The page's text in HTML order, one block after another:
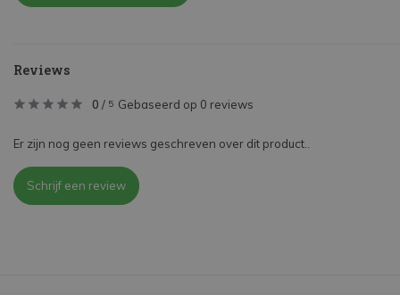
Reviews
0 / 5 Gebaseerd op 0 reviews
Er zijn nog geen reviews geschreven over dit product..
Schrijf een review